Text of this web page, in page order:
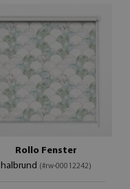
Rollo Fenster
halbrund (#rw-00012242)